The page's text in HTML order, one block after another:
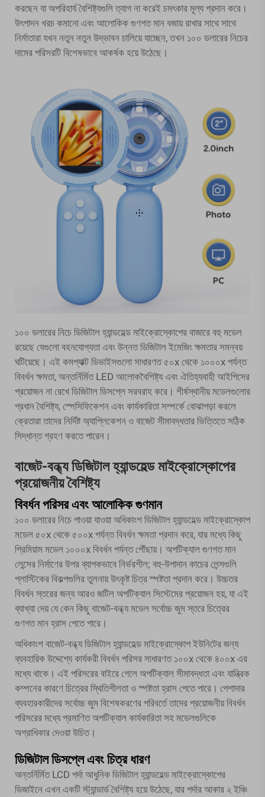
করছেন যা অপরিহার্য বৈশিষ্ট্যগুলি ত্যাগ না করেই চমৎকার মূল্য প্রদান করে।
উৎপাদন খরচ কমানো এবং আলোকিক গুণগত মান বজায় রাখার সাথে সাথে
নির্মাতারা যখন নতুন নতুন উদ্ভাবন চালিয়ে যাচ্ছেন, তখন ১০০ ডলারের নিচের
দামের পরিসরটি বিশেষভাবে আকর্ষক হয়ে উঠেছে।
১০০ ডলারের নিচে ডিজিটাল হ্যান্ডহেল্ড মাইক্রোস্কোপের বাজারে বহু মডেল
রয়েছে যেগুলো বহনযোগ্যতা এবং উন্নত ডিজিটাল ইমেজিং ক্ষমতার সমন্বয়
ঘটিয়েছে। এই কমপ্যাক্ট ডিভাইসগুলো সাধারণত ৫০x থেকে ১০০০x পর্যন্ত
বিবর্ধন ক্ষমতা, অন্তর্নির্মিত LED আলোকবৈশিষ্ট্য এবং ঐতিহ্যবাহী আইপিসের
প্রয়োজন না রেখে ডিজিটাল ডিসপ্লে সরবরাহ করে। শীর্ষস্থানীয় মডেলগুলোর
প্রধান বৈশিষ্ট্য, স্পেসিফিকেশন এবং কার্যকারিতা সম্পর্কে বোঝাপড়া করলে
ক্রেতারা তাদের নির্দিষ্ট অ্যাপ্লিকেশন ও বাজেট সীমাবদ্ধতার ভিত্তিতে সঠিক
সিদ্ধান্ত গ্রহণ করতে পারেন।
বাজেট-বন্ধ্য ডিজিটাল হ্যান্ডহেল্ড মাইক্রোস্কোপের
প্রয়োজনীয় বৈশিষ্ট্য
বিবর্ধন পরিসর এবং আলোকিক গুণমান
১০০ ডলারের নিচে পাওয়া যাওয়া অধিকাংশ ডিজিটাল হ্যান্ডহেল্ড মাইক্রোস্কোপ
মডেল ৫০x থেকে ৫০০x পর্যন্ত বিবর্ধন ক্ষমতা প্রদান করে, যার মধ্যে কিছু
প্রিমিয়াম মডেল ১০০০x বিবর্ধন পর্যন্ত পৌঁছায়। অপটিক্যাল গুণগত মান
লেন্সের নির্মাণের উপর ব্যাপকভাবে নির্ভরশীল; বহু-উপাদান কাচের লেন্সগুলি
প্লাস্টিকের বিকল্পগুলির তুলনায় উৎকৃষ্ট চিত্র স্পষ্টতা প্রদান করে। উচ্চতর
বিবর্ধন স্তরের জন্য আরও জটিল অপটিক্যাল সিস্টেমের প্রয়োজন হয়, যা এই
ব্যাখ্যা দেয় যে কেন কিছু বাজেট-বন্ধ্য মডেল সর্বোচ্চ জুম স্তরে চিত্রের
গুণগত মান হ্রাস পেতে পারে।
অধিকাংশ বাজেট-বন্ধ্য ডিজিটাল হ্যান্ডহেল্ড মাইক্রোস্কোপ ইউনিটের জন্য
ব্যবহারিক উদ্দেশ্যে কার্যকরী বিবর্ধন পরিসর সাধারণত ১০০x থেকে ৪০০x এর
মধ্যে থাকে। এই পরিসরের বাইরে গেলে অপটিক্যাল সীমাবদ্ধতা এবং যান্ত্রিক
কম্পনের কারণে চিত্রের স্থিতিশীলতা ও স্পষ্টতা হ্রাস পেতে পারে। পেশাদার
ব্যবহারকারীদের সর্বোচ্চ জুম বিশেষকরণের পরিবর্তে তাদের প্রয়োজনীয় বিবর্ধন
পরিসরের মধ্যে প্রমাণিত অপটিক্যাল কার্যকারিতা সহ মডেলগুলিকে
অগ্রাধিকার দেওয়া উচিত।
ডিজিটাল ডিসপ্লে এবং চিত্র ধারণ
অন্তর্নির্মিত LCD পর্দা আধুনিক ডিজিটাল হ্যান্ডহেল্ড মাইক্রোস্কোপের
ডিজাইনে এখন একটি স্ট্যান্ডার্ড বৈশিষ্ট্য হয়ে উঠেছে, যার পর্দার আকার ২ ইঞ্চি